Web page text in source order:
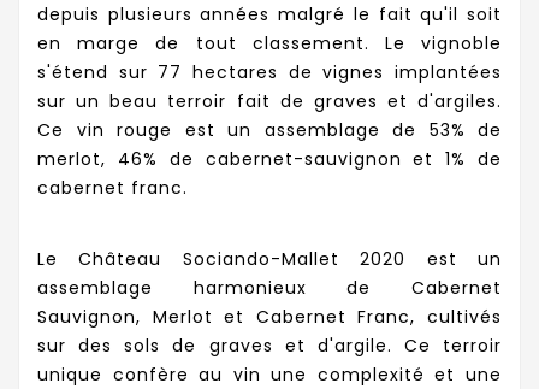
depuis plusieurs années malgré le fait qu'il soit
en marge de tout classement. Le vignoble
s'étend sur 77 hectares de vignes implantées
sur un beau terroir fait de graves et d'argiles.
Ce vin rouge est un assemblage de 53% de
merlot, 46% de cabernet-sauvignon et 1% de
cabernet franc.
Le Château Sociando-Mallet 2020 est un
assemblage harmonieux de Cabernet
Sauvignon, Merlot et Cabernet Franc, cultivés
sur des sols de graves et d'argile. Ce terroir
unique confère au vin une complexité et une